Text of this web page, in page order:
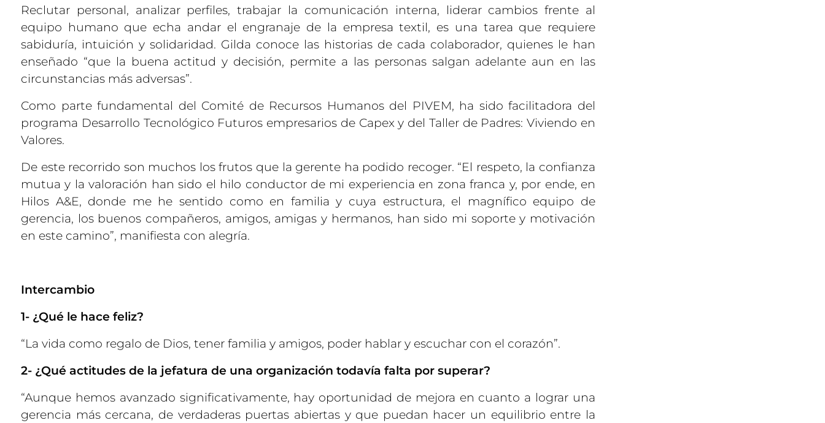
Reclutar personal, analizar perfiles, trabajar la comunicación interna, liderar cambios frente al
equipo humano que echa andar el engranaje de la empresa textil, es una tarea que requiere
sabiduría, intuición y solidaridad. Gilda conoce las historias de cada colaborador, quienes le han
enseñado “que la buena actitud y decisión, permite a las personas salgan adelante aun en las
circunstancias más adversas”.
Como parte fundamental del Comité de Recursos Humanos del PIVEM, ha sido facilitadora del
programa Desarrollo Tecnológico Futuros empresarios de Capex y del Taller de Padres: Viviendo en
Valores.
De este recorrido son muchos los frutos que la gerente ha podido recoger. “El respeto, la confianza
mutua y la valoración han sido el hilo conductor de mi experiencia en zona franca y, por ende, en
Hilos A&E, donde me he sentido como en familia y cuya estructura, el magnífico equipo de
gerencia, los buenos compañeros, amigos, amigas y hermanos, han sido mi soporte y motivación
en este camino”, manifiesta con alegría.
Intercambio
1- ¿Qué le hace feliz?
“La vida como regalo de Dios, tener familia y amigos, poder hablar y escuchar con el corazón”.
2- ¿Qué actitudes de la jefatura de una organización todavía falta por superar?
“Aunque hemos avanzado significativamente, hay oportunidad de mejora en cuanto a lograr una
gerencia más cercana, de verdaderas puertas abiertas y que puedan hacer un equilibrio entre la